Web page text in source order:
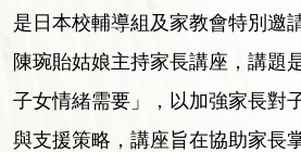
是日本校輔導組及家教會特別邀
陳琬貽姑娘主持家長講座，講題
子女情緒需要」，以加強家長對
與支援策略，講座旨在協助家長